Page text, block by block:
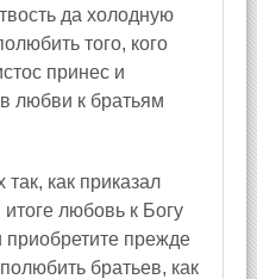
да холодную
того, кого
принес и
любви к братьям
как приказал
любовь к Богу
прежде
братьев, как